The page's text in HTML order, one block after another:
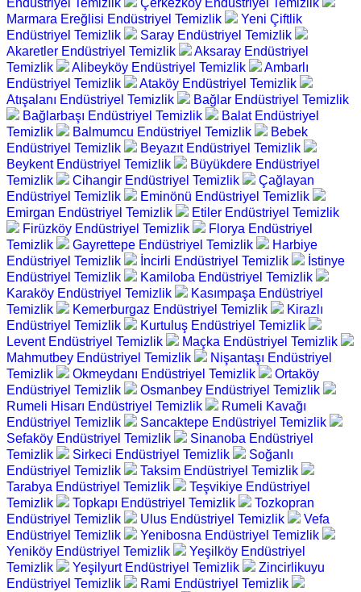
Endüstriyel Temizlik
Çerkezköy Endüstriyel Temizlik
Marmara Ereğlisi Endüstriyel Temizlik
Yeni Çiftlik
Endüstriyel Temizlik
Saray Endüstriyel Temizlik
Akaretler Endüstriyel Temizlik
Aksaray Endüstriyel
Temizlik
Alibeyköy Endüstriyel Temizlik
Ambarlı
Endüstriyel Temizlik
Ataköy Endüstriyel Temizlik
Atışalanı Endüstriyel Temizlik
Bağlar Endüstriyel Temizlik
Bağlarbaşı Endüstriyel Temizlik
Balat Endüstriyel
Temizlik
Balmumcu Endüstriyel Temizlik
Bebek
Endüstriyel Temizlik
Beyazıt Endüstriyel Temizlik
Beykent Endüstriyel Temizlik
Büyükdere Endüstriyel
Temizlik
Cihangir Endüstriyel Temizlik
Çağlayan
Endüstriyel Temizlik
Eminönü Endüstriyel Temizlik
Emirgan Endüstriyel Temizlik
Etiler Endüstriyel Temizlik
Firüzköy Endüstriyel Temizlik
Florya Endüstriyel
Temizlik
Gayrettepe Endüstriyel Temizlik
Harbiye
Endüstriyel Temizlik
İncirli Endüstriyel Temizlik
İstinye
Endüstriyel Temizlik
Kamiloba Endüstriyel Temizlik
Karaköy Endüstriyel Temizlik
Kasımpaşa Endüstriyel
Temizlik
Kemerburgaz Endüstriyel Temizlik
Kirazlı
Endüstriyel Temizlik
Kurtuluş Endüstriyel Temizlik
Levent Endüstriyel Temizlik
Maçka Endüstriyel Temizlik
Mahmutbey Endüstriyel Temizlik
Nişantaşı Endüstriyel
Temizlik
Okmeydanı Endüstriyel Temizlik
Ortaköy
Endüstriyel Temizlik
Osmanbey Endüstriyel Temizlik
Rumeli Hisarı Endüstriyel Temizlik
Rumeli Kavağı
Endüstriyel Temizlik
Sancaktepe Endüstriyel Temizlik
Sefaköy Endüstriyel Temizlik
Sinanoba Endüstriyel
Temizlik
Sirkeci Endüstriyel Temizlik
Soğanlı
Endüstriyel Temizlik
Taksim Endüstriyel Temizlik
Tarabya Endüstriyel Temizlik
Teşvikiye Endüstriyel
Temizlik
Topkapı Endüstriyel Temizlik
Tozkopran
Endüstriyel Temizlik
Ulus Endüstriyel Temizlik
Vefa
Endüstriyel Temizlik
Yenibosna Endüstriyel Temizlik
Yeniköy Endüstriyel Temizlik
Yeşilköy Endüstriyel
Temizlik
Yeşilyurt Endüstriyel Temizlik
Zincirlikuyu
Endüstriyel Temizlik
Rami Endüstriyel Temizlik